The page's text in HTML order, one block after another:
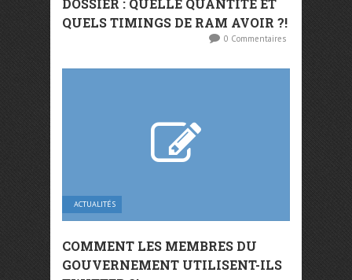
DOSSIER : QUELLE QUANTITÉ ET
QUELS TIMINGS DE RAM AVOIR ?!
0 Commentaires
ACTUALITÉS
COMMENT LES MEMBRES DU
GOUVERNEMENT UTILISENT-ILS